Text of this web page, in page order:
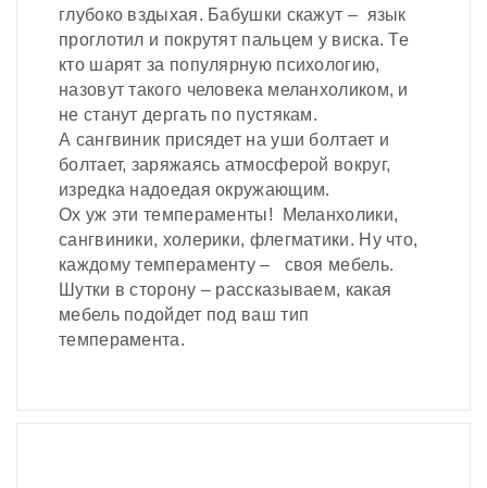
глубоко вздыхая. Бабушки скажут – язык
проглотил и покрутят пальцем у виска. Те
кто шарят за популярную психологию,
назовут такого человека меланхоликом, и
не станут дергать по пустякам.
А сангвиник присядет на уши болтает и
болтает, заряжаясь атмосферой вокруг,
изредка надоедая окружающим.
Ох уж эти темпераменты! Меланхолики,
сангвиники, холерики, флегматики. Ну что,
каждому темпераменту – своя мебель.
Шутки в сторону – рассказываем, какая
мебель подойдет под ваш тип
темперамента.